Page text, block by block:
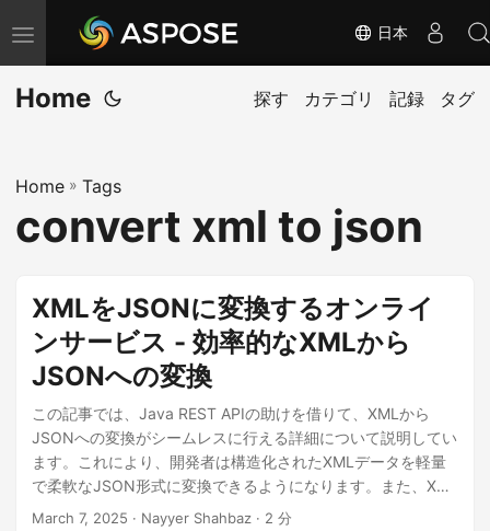
ナ
ビ
ゲ
ョ
ン
り
替
え
日本
Home 探す カテゴリ 記録 タグ
Home » Tags
convert xml to json
XMLをJSONに変換するオンライ
ンサービス - 効率的なXMLから
JSONへの変換
この記事では、Java REST APIの助けを借りて、XMLから
JSONへの変換がシームレスに行える詳細について説明してい
ます。これにより、開発者は構造化されたXMLデータを軽量
で柔軟なJSON形式に変換できるようになります。また、XML
からJSONへの変換の利点を探り、Java REST APIを使用して
March 7, 2025 · Nayyer Shahbaz · 2 分